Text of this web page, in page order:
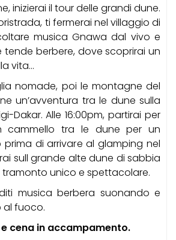
inizierai il tour delle grandi dune.
ti fermerai nel villaggio di
musica Gnawa dal vivo e
tende berbere, dove scoprirai un
vita…
nomade, poi le montagne del
un’avventura tra le dune sulla
Dakar. Alle 16:00pm, partirai per
cammello tra le dune per un
di arrivare al glamping nel
sull grande alte dune di sabbia
tramonto unico e spettacolare.
musica berbera suonando e
al fuoco.
cena in accampamento.